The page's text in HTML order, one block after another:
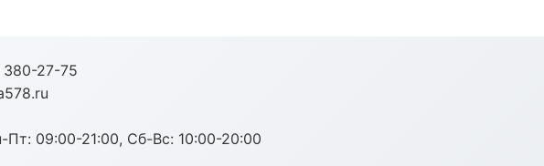
27-75
Пт: 09:00-21:00, Сб-Вс: 10:00-20:00